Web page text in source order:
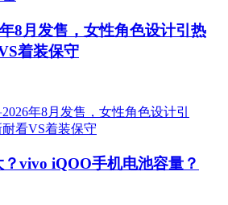
8月发售，女性角色设计引热
着装保守
vivo iQOO手机电池容量？